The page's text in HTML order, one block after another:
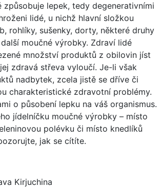
způsobuje lepek, tedy degenerativními
lidé, u nichž hlavní složkou
rohlíky, sušenky, dorty, některé druhy
moučné výrobky. Zdraví lidé
množství produktů z obilovin jíst
zdravá střeva vyloučí. Je-li však
nadbytek, zcela jistě se dříve či
charakteristické zdravotní problémy.
o působení lepku na váš organismus.
jídelníčku moučné výrobky – místo
polévku či místo knedlíků
jak se cítíte.
Kirjuchina